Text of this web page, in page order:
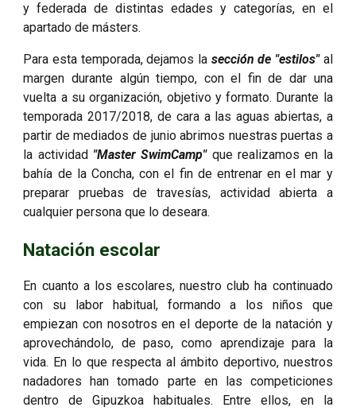
y federada de distintas edades y categorías, en el
apartado de másters.
Para esta temporada, dejamos la sección de "estilos"al
margen durante algún tiempo, con el fin de dar una
vuelta a su organización, objetivo y formato. Durante la
temporada 2017/2018, de cara a las aguas abiertas, a
partir de mediados de junio abrimos nuestras puertas a
la actividad "Master SwimCamp"que realizamos en la
bahía de la Concha, con el fin de entrenar en el mar y
preparar pruebas de travesías, actividad abierta a
cualquier persona que lo deseara.
Natación escolar
En cuanto a los escolares, nuestro club ha continuado
con su labor habitual, formando a los niños que
empiezan con nosotros en el deporte de la natación y
aprovechándolo, de paso, como aprendizaje para la
vida. En lo que respecta al ámbito deportivo, nuestros
nadadores han tomado parte en las competiciones
dentro de Gipuzkoa habituales. Entre ellos, en la